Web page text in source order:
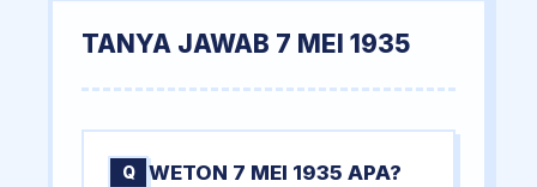
TANYA JAWAB 7 MEI 1935
Q WETON 7 MEI 1935 APA?